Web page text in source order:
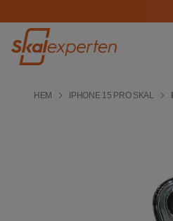
HEM IPHONE 15 PRO SKAL